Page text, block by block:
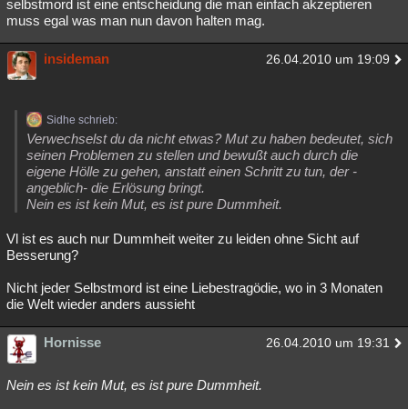
selbstmord ist eine entscheidung die man einfach akzeptieren
muss egal was man nun davon halten mag.
insideman 26.04.2010 um 19:09
Sidhe schrieb:
Verwechselst du da nicht etwas? Mut zu haben bedeutet, sich
seinen Problemen zu stellen und bewußt auch durch die
eigene Hölle zu gehen, anstatt einen Schritt zu tun, der -
angeblich- die Erlösung bringt.
Nein es ist kein Mut, es ist pure Dummheit.
Vl ist es auch nur Dummheit weiter zu leiden ohne Sicht auf
Besserung?
Nicht jeder Selbstmord ist eine Liebestragödie, wo in 3 Monaten
die Welt wieder anders aussieht
Hornisse 26.04.2010 um 19:31
Nein es ist kein Mut, es ist pure Dummheit.